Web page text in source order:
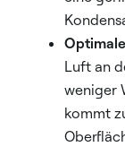
Luft an
weniger
kommt